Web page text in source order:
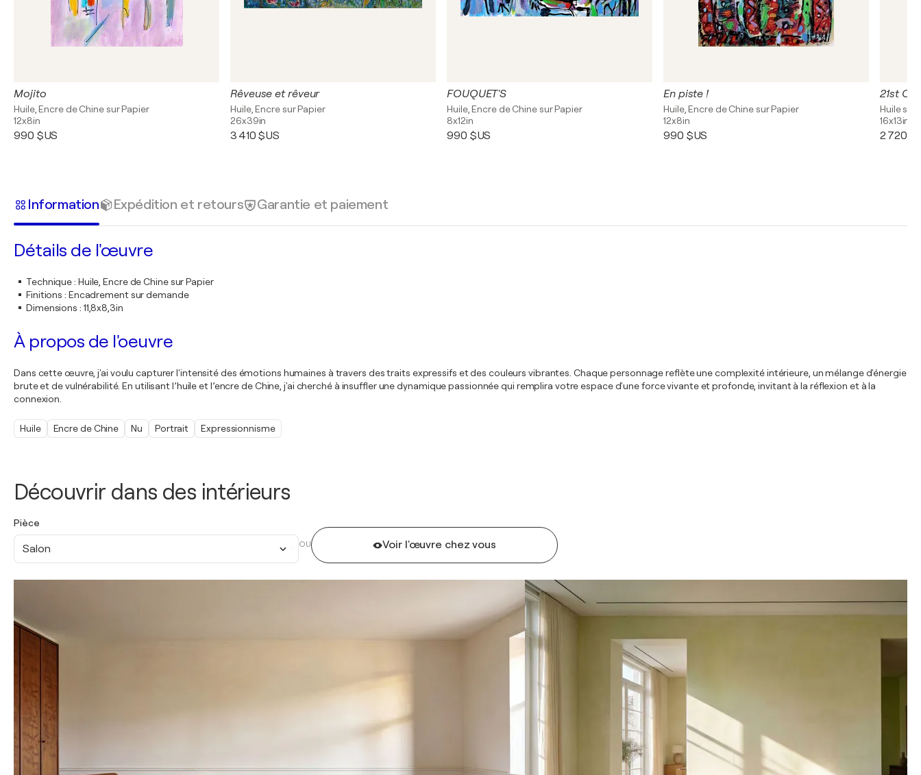
Découvrir dans des intérieurs
Pièce
Salon OU Voir l'œuvre chez vous
Mojito
Huile, Encre de Chine sur Papier
12x8in
990 $US
Rêveuse et rêveur
Huile, Encre sur Papier
26x39in
3 410 $US
FOUQUET'S
Huile, Encre de Chine sur Papier
8x12in
990 $US
En piste !
Huile, Encre de Chine sur Papier
12x8in
990 $US
21st
Huile sur
16x13in
2 720
Information Expédition et retours Garantie et paiement
Détails de l'œuvre
Technique: Huile, Encre de Chine sur Papier
Finitions : Encadrement sur demande
Dimensions : 11,8x8,3in
À propos de l'oeuvre
Dans cette œuvre, j'ai voulu capturer l'intensité des émotions humaines à travers des traits expressifs et des couleurs vibrantes. Chaque personnage reflète une complexité intérieure, un mélange d'énergie
brute et de vulnérabilité. En utilisant l’huile et l’encre de Chine, j'ai cherché à insuffler une dynamique passionnée qui remplira votre espace d'une force vivante et profonde, invitant à la réflexion et à la
connexion.
Huile Encre de Chine Nu Portrait Expressionnisme